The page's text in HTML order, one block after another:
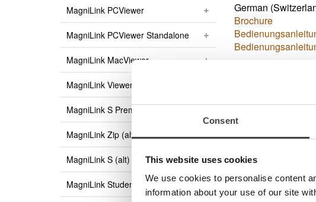
Consent
This website uses cookies
We use cookies to personalise content
information about your use of our site
MagniLink PCViewer
MagniLink PCViewer Standalone
MagniLink MacViewer
MagniLink Viewer
MagniLink S Premium (alt)
MagniLink Zip (alt)
MagniLink S (alt)
MagniLink Student (alt)
German
Brochure
Danish
Manual 3,4"
Manual 4,3"